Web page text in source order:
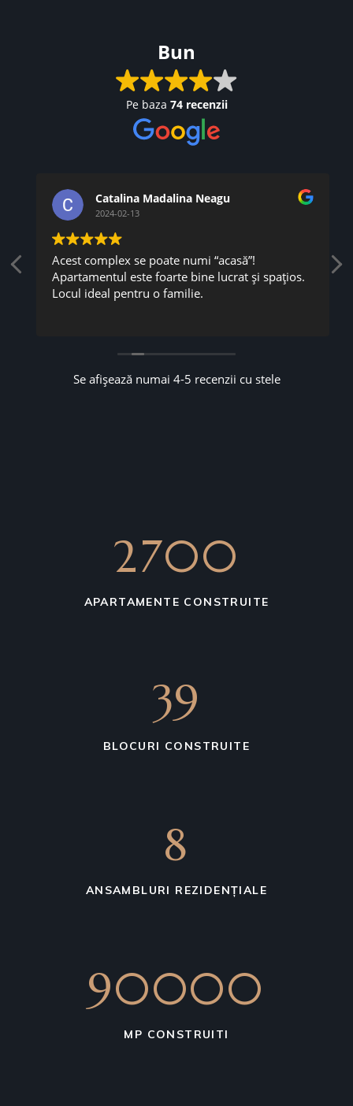
Bun
Pe baza 74 recenzii
Catalina Madalina Neagu
2024-02-13
Acest complex se poate numi “acasă”!
Apartamentul este foarte bine lucrat și spațios.
Locul ideal pentru o familie.
Se afișează numai 4-5 recenzii cu stele
3000
APARTAMENTE CONSTRUITE
39
BLOCURI CONSTRUITE
8
ANSAMBLURI REZIDENȚIALE
111885
MP CONSTRUITI